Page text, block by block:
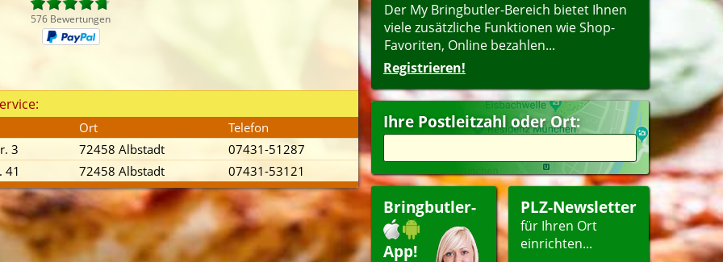
Kontakt
Der My Bringbutler-Bereich bietet Ihnen
viele zusätzliche Funktionen wie Shop-
Favoriten, Online bezahlen...
Registrieren!
Ihre Postleitzahl oder Ort:
Bringbutler-
App!
PLZ-Newsletter
für Ihren Ort
einrichten...
576 Bewertungen
Ort
Telefon
3 72458 Albstadt
07431-51287
41 72458 Albstadt 07431-53121